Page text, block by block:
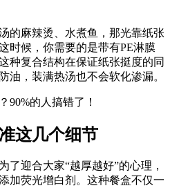
的麻辣烫、水煮鱼，那光靠纸张
时候，你需要的是带有PE淋膜
种复合结构在保证纸张挺度的同
油，装满热汤也不会软化渗漏。
这几个细节
了迎合大家“越厚越好”的心理，
加荧光增白剂。这种餐盒不仅一